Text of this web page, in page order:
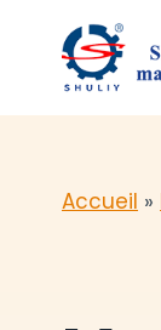
contenu
Accueil »